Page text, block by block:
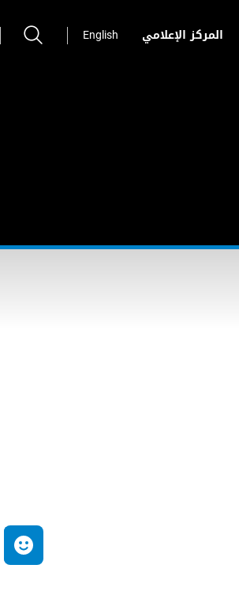
المركز الإعلامي English